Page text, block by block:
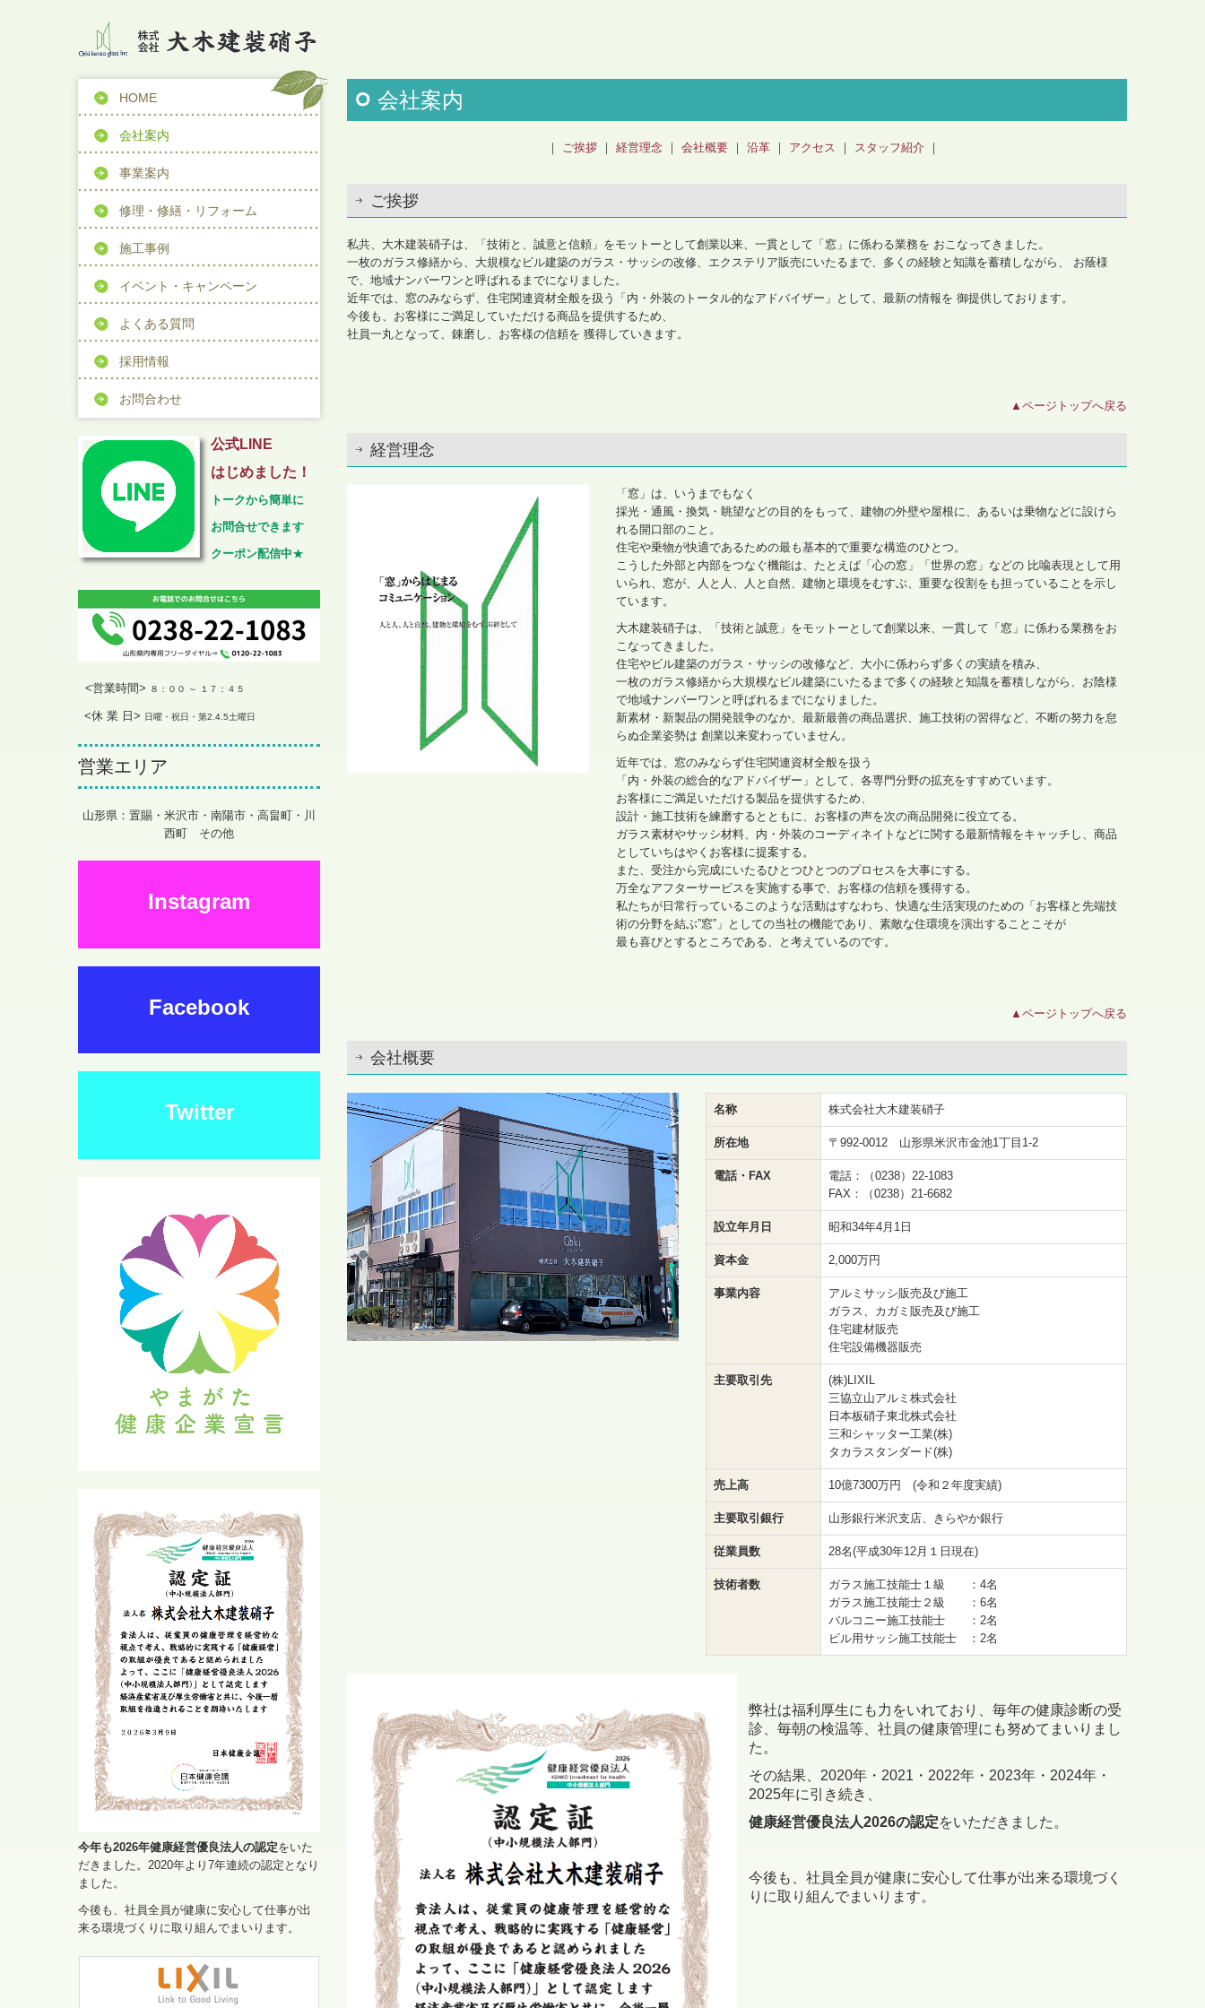
HOME
会社案内
事業案内
修理・修繕・リフォーム
施工事例
イベント・キャンペーン
よくある質問
採用情報
お問合わせ
公式LINE
はじめました！
トークから簡単に
お問合せできます
クーポン配信中★
<営業時間> ８：００ ～ １７：４５
<休 業 日> 日曜・祝日・第2.4.5土曜日
営業エリア
山形県：置賜・米沢市・南陽市・高畠町・川
西町 その他
Instagram
Facebook
Twitter
今年も2026年健康経営優良法人の認定をいた
だきました。2020年より7年連続の認定となり
ました。
今後も、社員全員が健康に安心して仕事が出
来る環境づくりに取り組んでまいります。
会社案内
｜ ご挨拶｜ 経営理念｜ 会社概要 ｜ 沿革 ｜ アクセス ｜ スタッフ紹介｜
ご挨拶
私共、大木建装硝子は、「技術と、誠意と信頼」をモットーとして創業以来、一貫として「窓」に係わる業務を おこなってきました。
一枚のガラス修繕から、大規模なビル建築のガラス・サッシの改修、エクステリア販売にいたるまで、多くの経験と知識を蓄積しながら、 お蔭様
で、地域ナンバーワンと呼ばれるまでになりました。
近年では、窓のみならず、住宅関連資材全般を扱う「内・外装のトータル的なアドバイザー」として、最新の情報を 御提供しております。
今後も、お客様にご満足していただける商品を提供するため、
社員一丸となって、錬磨し、お客様の信頼を 獲得していきます。
▲ページトップへ戻る
経営理念
「窓」は、いうまでもなく
採光・通風・換気・眺望などの目的をもって、建物の外壁や屋根に、あるいは乗物などに設けら
れる開口部のこと。
住宅や乗物が快適であるための最も基本的で重要な構造のひとつ。
こうした外部と内部をつなぐ機能は、たとえば「心の窓」「世界の窓」などの 比喩表現として用
いられ、窓が、人と人、人と自然、建物と環境をむすぶ、重要な役割をも担っていることを示し
ています。
大木建装硝子は、「技術と誠意」をモットーとして創業以来、一貫して「窓」に係わる業務をお
こなってきました。
住宅やビル建築のガラス・サッシの改修など、大小に係わらず多くの実績を積み、
一枚のガラス修繕から大規模なビル建築にいたるまで多くの経験と知識を蓄積しながら、お陰様
で地域ナンバーワンと呼ばれるまでになりました。
新素材・新製品の開発競争のなか、最新最善の商品選択、施工技術の習得など、不断の努力を怠
らぬ企業姿勢は 創業以来変わっていません。
近年では、窓のみならず住宅関連資材全般を扱う
「内・外装の総合的なアドバイザー」として、各専門分野の拡充をすすめています。
お客様にご満足いただける製品を提供するため、
設計・施工技術を練磨するとともに、お客様の声を次の商品開発に役立てる。
ガラス素材やサッシ材料、内・外装のコーディネイトなどに関する最新情報をキャッチし、商品
としていちはやくお客様に提案する。
また、受注から完成にいたるひとつひとつのプロセスを大事にする。
万全なアフターサービスを実施する事で、お客様の信頼を獲得する。
私たちが日常行っているこのような活動はすなわち、快適な生活実現のための「お客様と先端技
術の分野を結ぶ”窓”」としての当社の機能であり、素敵な住環境を演出することこそが
最も喜びとするところである、と考えているのです。
▲ページトップへ戻る
会社概要
名称 株式会社大木建装硝子
所在地 〒992-0012 山形県米沢市金池1丁目1-2
電話・FAX 電話：
（0238）22-1083
FAX：（0238）21-6682
設立年月日 昭和34年4月1日
資本金 2,000万円
事業内容
アルミサッシ販売及び施工
ガラス、カガミ販売及び施工
住宅建材販売
住宅設備機器販売
主要取引先
(株)LIXIL
三協立山アルミ株式会社
日本板硝子東北株式会社
三和シャッター工業(株)
タカラスタンダード(株)
売上高 10億7300万円 (令和２年度実績)
主要取引銀行 山形銀行米沢支店、きらやか銀行
従業員数 28名(平成30年12月１日現在)
技術者数
ガラス施工技能士１級 ：4名
ガラス施工技能士２級 ：6名
バルコニー施工技能士 ：2名
ビル用サッシ施工技能士 ：2名
弊社は福利厚生にも力をいれており、 毎年の健康診断の受
診、毎朝の検温等、社員の健康管理にも努めてまいりまし
た。
その結果、2020年・2021・2022年・2023年・2024年・
2025年に引き続き、
健康経営優良法人2026の認定をいただきました。
今後も、社員全員が健康に安心して仕事が出来る環境づく
りに取り組んでまいります。